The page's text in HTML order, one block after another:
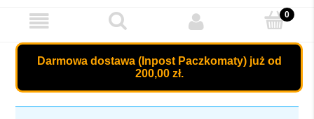
Darmowa dostawa (Inpost Paczkomaty) już od
200,00 zł.